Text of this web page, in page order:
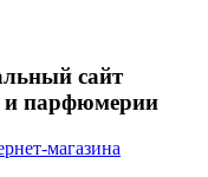
сайт
и парфюмерии